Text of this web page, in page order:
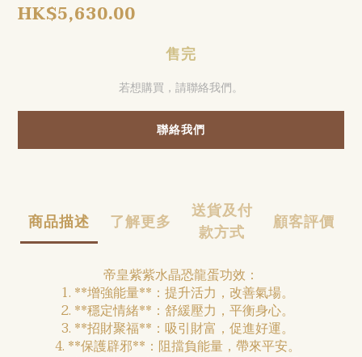
HK$5,630.00
售完
若想購買，請聯絡我們。
聯絡我們
商品描述 了解更多
送貨及付
款方式
顧客評價
帝皇紫紫水晶恐龍蛋功效：
1. **增強能量**：提升活力，改善氣場。
2. **穩定情緒**：舒緩壓力，平衡身心。
3. **招財聚福**：吸引財富，促進好運。
4. **保護辟邪**：阻擋負能量，帶來平安。